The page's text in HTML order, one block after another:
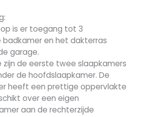
is er toegang tot 3
badkamer en het dakterras
garage.
zijn de eerste twee slaapkamers
de hoofdslaapkamer. De
heeft een prettige oppervlakte
over een eigen
aan de rechterzijde